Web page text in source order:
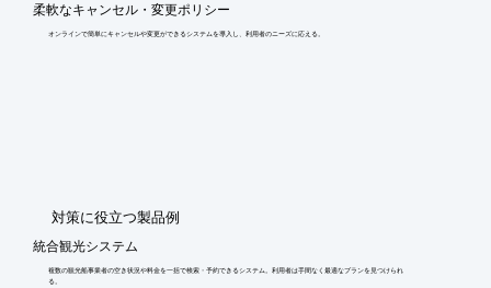
柔軟なキャンセル・変更ポリシー
オンラインで簡単にキャンセルや変更ができるシステムを導入し、利用者のニーズに応える。
​対策に役立つ製品例
統合観光システム
複数の観光船事業者の空き状況や料金を一括で検索・予約できるシステム。利用者は手間なく最適なプランを見つけられ
る。